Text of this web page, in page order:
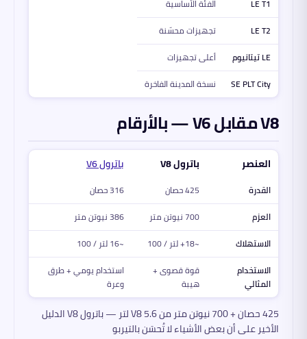
LE T1
الفئة الأساسية
LE T2
تجهيزات محسّنة
LE تيتانيوم
أعلى تجهيزات
SE PLT City
نسخة المدينة الفاخرة
V8 مقابل V6 — بالأرقام
العنصر باترول V8 باترول V6
القدرة 425 حصان
316 حصان
العزم
700 نيوتن متر
386 نيوتن متر
الاستهلاك
~18+ لتر / 100
~16 لتر / 100
الاستخدام
المثالي
قوة قصوى +
هيبة
استخدام يومي + طرق
وعرة
425 حصان + 700 نيوتن متر من V8 5.6 لتر — باترول V8 الدليل
الأخير على أن بعض الأشياء لا تُحسَن بالتيربو